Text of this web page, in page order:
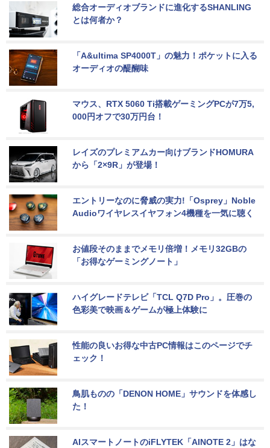
総合オーディオブランドに進化するSHANLING
とは何者か？
「A&ultima SP4000T」の魅力！ポケットに入る
オーディオの醍醐味
マウス、RTX 5060 Ti搭載ゲーミングPCが7万5,
000円オフで30万円台！
レイズのプレミアムカー向けブランドHOMURA
から「2×9R」が登場！
エントリーなのに脅威の実力!「Osprey」Noble
Audioワイヤレスイヤフォン4機種を一気に聴く
お値段そのままでメモリ倍増！メモリ32GBの
「お得なゲーミングノート」
ハイグレードテレビ「TCL Q7D Pro」。圧巻の
色彩美で映画＆ゲームが極上体験に
性能の良いお得な中古PC情報はこのページでチ
ェック！
鳥肌ものの「DENON HOME」サウンドを体感し
た！
AIスマートノートのiFLYTEK「AINOTE 2」はな